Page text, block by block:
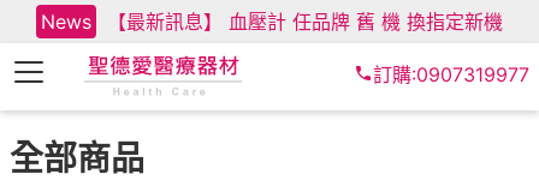
News 【最新訊息】 血壓計 任品牌 舊 機 換指定新機
訂購:0907319977
全部商品